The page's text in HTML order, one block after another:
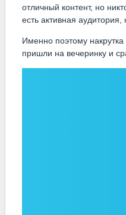
отличный контент, но
есть активная
Именно поэтому
пришли на вечеринку и